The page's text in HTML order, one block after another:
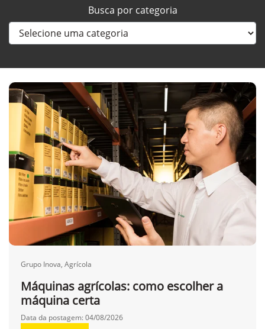
Busca por categoria
Grupo Inova, Agrícola
Máquinas agrícolas: como escolher a
máquina certa
Data da postagem: 04/08/2026